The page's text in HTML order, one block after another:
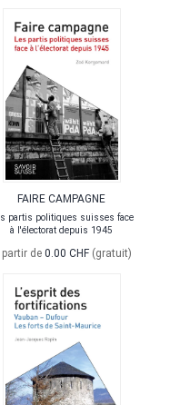
FAIRE CAMPAGNE
partis politiques suisses face
à l'électorat depuis 1945
partir de 0.00 CHF (gratuit)